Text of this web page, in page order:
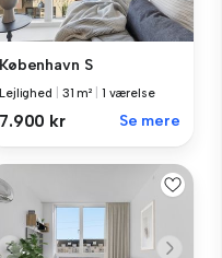
København S
Lejlighed 31 m² 1 værelse
7.900 kr Se mere